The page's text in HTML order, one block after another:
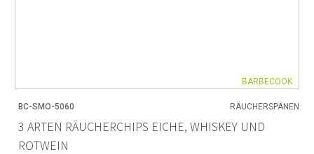
BARBECOOK
BC-SMO-5060 RÄUCHERSPÄNEN
3 ARTEN RÄUCHERCHIPS EICHE, WHISKEY UND
ROTWEIN